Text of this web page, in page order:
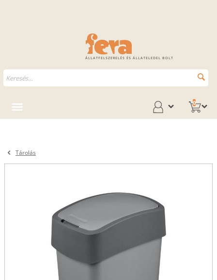
ÁLLATFELSZERELÉS ÉS ÁLLATELEDEL BOLT
0
Tárolás